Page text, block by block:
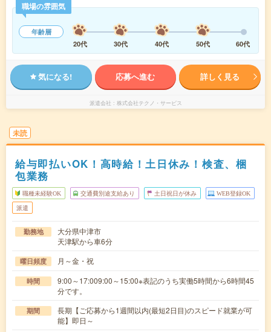
職場の雰囲気
年齢層
20代
30代 40代 50代 60代
気になる! 応募へ進む 詳しく見る
派遣会社 株式会社テクノ・サービス
未読
給与即払いOK！高時給！土日休み！検査、梱
包業務
職種未経験OK 交通費別途支給あり 土日祝日が休み WEB登録OK
派遣
勤務地
大分県中津市
天津駅から車6分
曜日頻度 月～金・祝
時間
9:00～17:009:00～15:00※表記のうち実働5時間から6時間45
分です。
期間
長期【ご応募から1週間以内(最短2日目)のスピード就業が可
能】即日～